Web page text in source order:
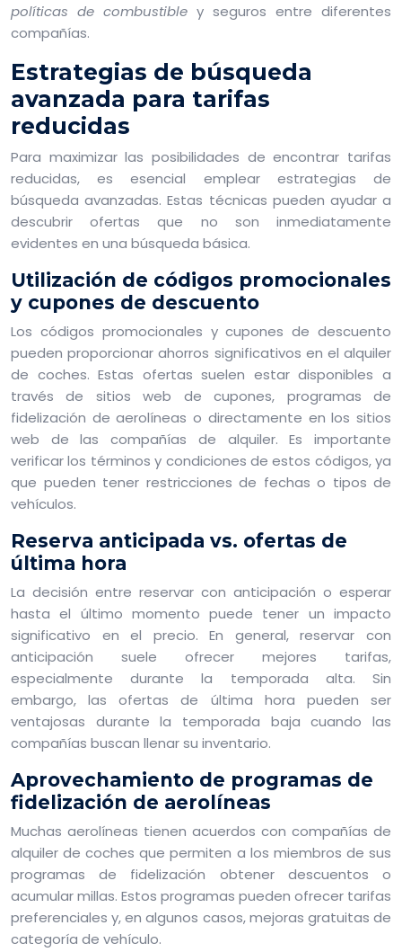
políticas de combustible y seguros entre diferentes
compañías.
Estrategias de búsqueda
avanzada para tarifas
reducidas
Para maximizar las posibilidades de encontrar tarifas
reducidas, es esencial emplear estrategias de
búsqueda avanzadas. Estas técnicas pueden ayudar a
descubrir ofertas que no son inmediatamente
evidentes en una búsqueda básica.
Utilización de códigos promocionales
y cupones de descuento
Los códigos promocionales y cupones de descuento
pueden proporcionar ahorros significativos en el alquiler
de coches. Estas ofertas suelen estar disponibles a
través de sitios web de cupones, programas de
fidelización de aerolíneas o directamente en los sitios
web de las compañías de alquiler. Es importante
verificar los términos y condiciones de estos códigos, ya
que pueden tener restricciones de fechas o tipos de
vehículos.
Reserva anticipada vs. ofertas de
última hora
La decisión entre reservar con anticipación o esperar
hasta el último momento puede tener un impacto
significativo en el precio. En general, reservar con
anticipación suele ofrecer mejores tarifas,
especialmente durante la temporada alta. Sin
embargo, las ofertas de última hora pueden ser
ventajosas durante la temporada baja cuando las
compañías buscan llenar su inventario.
Aprovechamiento de programas de
fidelización de aerolíneas
Muchas aerolíneas tienen acuerdos con compañías de
alquiler de coches que permiten a los miembros de sus
programas de fidelización obtener descuentos o
acumular millas. Estos programas pueden ofrecer tarifas
preferenciales y, en algunos casos, mejoras gratuitas de
categoría de vehículo.